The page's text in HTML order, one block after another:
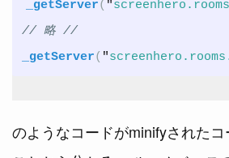
_getServer( "
// 略 //
_getServer( "
のようなコードがminifyされた